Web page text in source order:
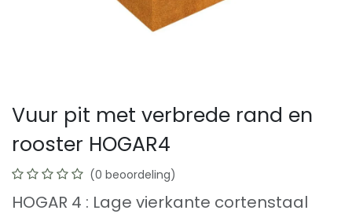
Vuur pit met verbrede rand en
rooster HOGAR4
(0 beoordeling)
HOGAR 4 : Lage vierkante cortenstaal